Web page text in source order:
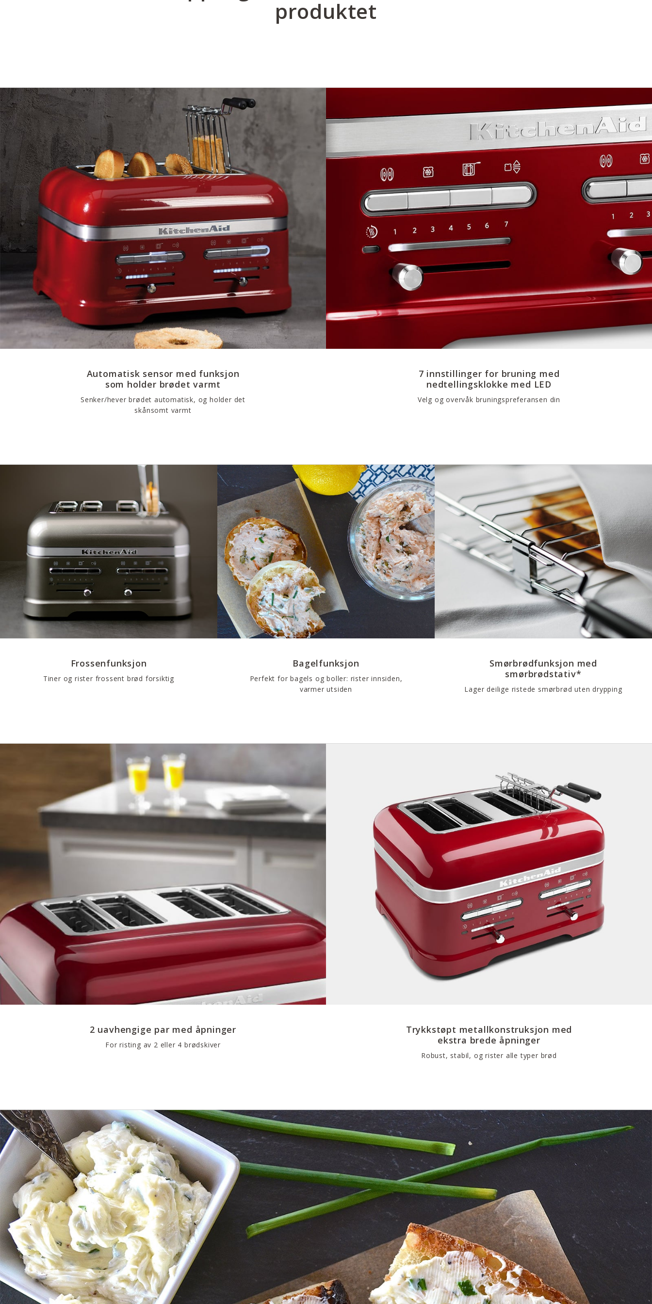
produktet
Automatisk sensor med funksjon
som holder brødet varmt
Senker/hever brødet automatisk, og holder det
skånsomt varmt
7 innstillinger for bruning med
nedtellingsklokke med LED
Velg og overvåk bruningspreferansen din
Frossenfunksjon
Tiner og rister frossent brød forsiktig
Bagelfunksjon
Perfekt for bagels og boller: rister innsiden,
varmer utsiden
Smørbrødfunksjon med
smørbrødstativ*
Lager deilige ristede smørbrød uten drypping
2 uavhengige par med åpninger
For risting av 2 eller 4 brødskiver
Trykkstøpt metallkonstruksjon med
ekstra brede åpninger
Robust, stabil, og rister alle typer brød